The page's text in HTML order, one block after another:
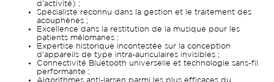
d'activité) ;
Spécialiste reconnu dans la gestion et le traitement des
acouphènes ;
Excellence dans la restitution de la musique pour les
patients mélomanes ;
Expertise historique incontestée sur la conception
d'appareils de type intra-auriculaires invisibles ;
Connectivité Bluetooth universelle et technologie sans-fil
performante ;
Algorithmes anti-larsen parmi les plus efficaces du